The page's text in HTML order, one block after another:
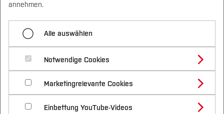
Studium
Studienangebote
Bachelorstudiengänge
Masterstudiengänge
Vor dem Studium
Bewerben & Einschreiben
Bewerbungsportal
Im Studium
Studienbüros und Prüfungen
Nach dem Studium
Forschung & Transfer
Profil
Forschungs- und Transferprofil
Schwerpunkte (FuT)
Beratung & Förderung
Nachhaltigkeit
Nachhaltigkeit studieren
International
Ghana NRW University Alliance
Geman Jordanian University
DHIK Konsortium
Ghana_NRW University Alliance
annehmen.
Alle auswählen
Notwendige Cookies
Marketingrelevante Cookies
Einbettung YouTube-Videos